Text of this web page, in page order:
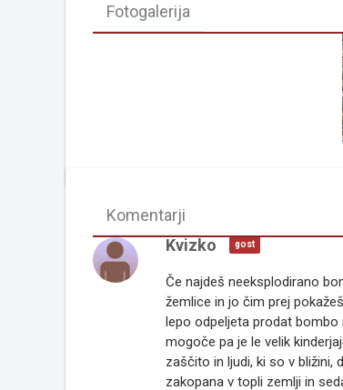
Fotogalerija
Komentarji
Kvizko gost
Če najdeš neeksplodirano
žemlice in jo čim prej
lepo odpeljeta prodat
mogoče pa je le velik
zaščito in ljudi, ki so v bližini,
zakopana v topli zemlji in